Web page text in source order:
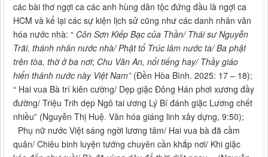
các bài thơ ngợi ca các anh hùng dân tộc đứng đầu là ngợi ca
HCM và kể lại các sự kiện lịch sử cũng như các danh nhân văn
hóa nước nhà: “ Côn Sơn Kiếp Bạc của Thần/ Thái sư Nguyễn
Trãi, thánh nhân nước nhà/ Phật tổ Trúc lâm nước ta/ Ba phật
trên tòa, thờ ở ba nơi; Chu Văn An, nổi tiếng hay/ Thầy giáo
hiển thánh nước này Việt Nam” (Đền Hòa Bình. 2025: 17 – 18);
“ Hai vua Bà trí kiên cường/ Dẹp giặc Đông Hán phơi xương đầy
đường/ Triệu Trih dẹp Ngô tai ương Lý Bí đánh giặc Lương chết
nhiều” (Nguyễn Thị Huệ. Văn hóa giáng linh xây dựng, 9:50);
Phụ nữ nước Việt sáng ngời lương tâm/ Hai vua bà đã cầm
quân/ Chiêu binh luyện tướng chuyên cần khắp nơi/ Khi giặc